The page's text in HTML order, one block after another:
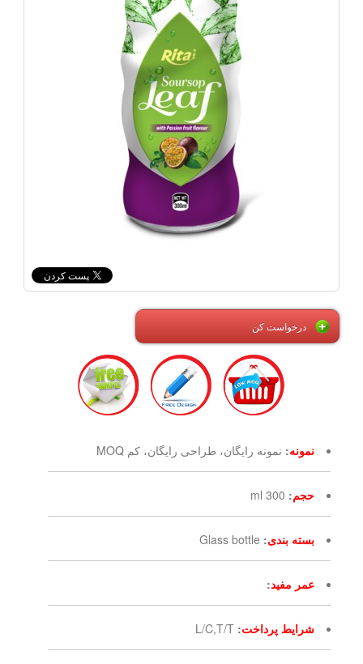
درخواست کن
نمونه: نمونه رایگان، طراحی رایگان، کم MOQ
حجم:
300 ml
بسته بندی:
Glass bottle
عمر مفید:
شرایط پرداخت:
L/C,T/T